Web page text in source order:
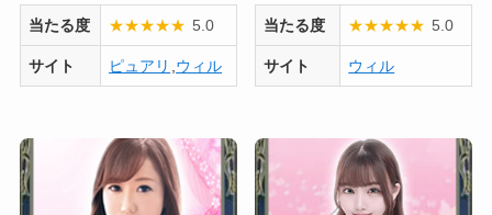
当たる度 ★★★★★ 5.0
サイト ピュアリ ウィル
当たる度 ★★★★★ 5.0
サイト ウィル